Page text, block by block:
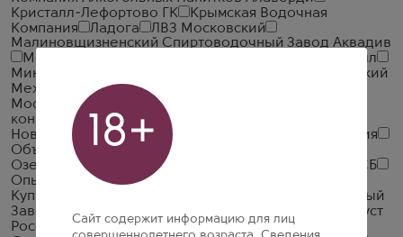
Кристалл-Лефортово ГК
Крымская Водочная
Компания
Ладога
ЛВЗ Московский
Малиновщизненский Спиртоводочный Завод Аквадив
Мердзаванский коньячный завод
Минск Кристалл
Минский завод виноградных вин
ММВЗ (Московский
Межреспубликанский Винодельческий Завод)
Московский завод Кристалл
коньячный завод
Национал Алко
Новокубанское
Объединенная Водочная Компания
Объединенные Пензенские Водочные Заводы
Озерский спиртоводочный завод (ОСВЗ)
ООО ССБ
Опытный завод НИВА
Купажный Завод
Прошянский Коньячный
Завод
Радамир Родник и К
Русский Алкоголь (Руст
Россия)
Русский Север
Русский стандарт
18+
Сайт содержит информацию для лиц